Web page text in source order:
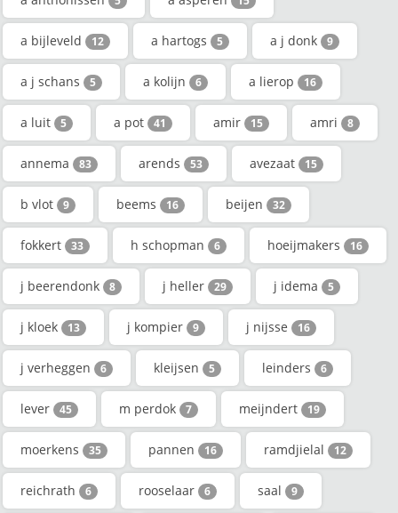
a bijleveld 12 a hartogs 5 a j donk 9
a j schans 5 a kolijn 6 a lierop 16
a luit 5 a pot 41 amir 15 amri 8
annema 83 arends 53 avezaat 15
b vlot 9 beems 16 beijen 32
fokkert 33 h schopman 6 hoeijmakers 16
j beerendonk 8 j heller 29 j idema 5
j kloek 13 j kompier 9 j nijsse 16
j verheggen 6 kleijsen 5 leinders 6
lever 45 m perdok 7 meijndert 19
moerkens 35 pannen 16 ramdjielal 12
reichrath 6 rooselaar 6 saal 9